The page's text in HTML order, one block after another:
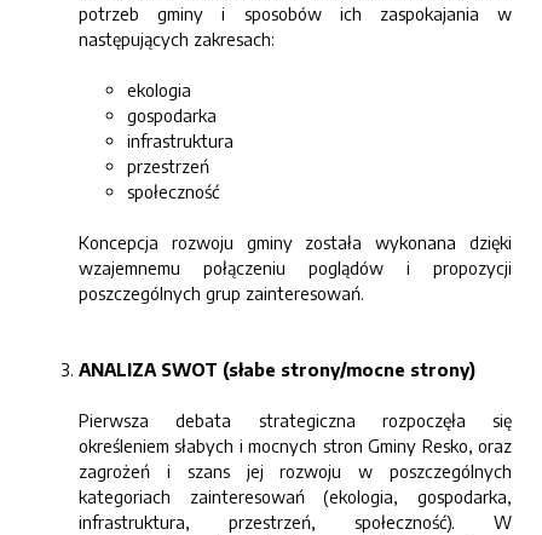
potrzeb gminy i sposobów ich zaspokajania w
następujących zakresach:
ekologia
gospodarka
infrastruktura
przestrzeń
społeczność
Koncepcja rozwoju gminy została wykonana dzięki
wzajemnemu połączeniu poglądów i propozycji
poszczególnych grup zainteresowań.
ANALIZA SWOT (słabe strony/mocne strony)
Pierwsza debata strategiczna rozpoczęła się
określeniem słabych i mocnych stron Gminy Resko, oraz
zagrożeń i szans jej rozwoju w poszczególnych
kategoriach zainteresowań (ekologia, gospodarka,
infrastruktura, przestrzeń, społeczność). W